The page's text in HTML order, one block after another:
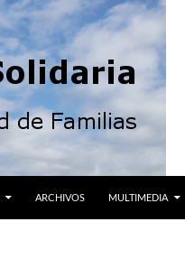
ARCHIVOS MULTIMEDIA